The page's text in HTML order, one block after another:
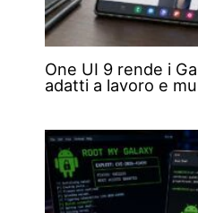
One UI 9 rende i
adatti a lavoro e